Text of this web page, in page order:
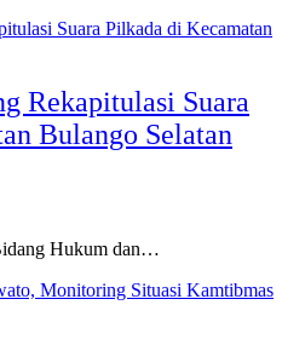
Rekapitulasi Suara
Bulango Selatan
Hukum dan…